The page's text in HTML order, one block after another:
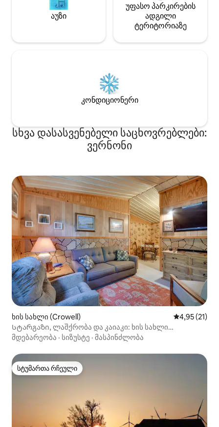
აუზი
უფასო პარკირების
ადგილი
ტერიტორიაზე
კონდიციონერი
სხვა დასასვენებელი საცხოვრებლები:
ვერნონი
ხის სახლი (Crowell) საშუალო
4,95 (21)
Სტარგაზი, ლაშქრობა და კაიაკი: ხის სახლი
სპილენძის შესვენებებთან!
მდებარეობა · სიზუსტე · მასპინძლობა
სტუმართა რჩეული
სტუმართა რჩეული